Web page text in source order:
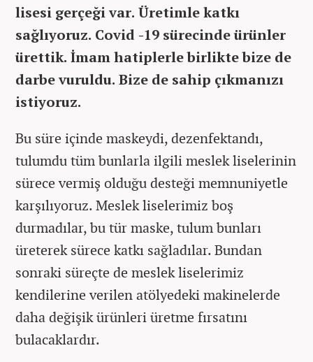
lisesi gerçeği var. Üretimle katkı
sağlıyoruz. Covid -19 sürecinde ürünler
ürettik. İmam hatiplerle birlikte bize de
darbe vuruldu. Bize de sahip çıkmanızı
istiyoruz.
Bu süre içinde maskeydi, dezenfektandı,
tulumdu tüm bunlarla ilgili meslek liselerinin
sürece vermiş olduğu desteği memnuniyetle
karşılıyoruz. Meslek liselerimiz boş
durmadılar, bu tür maske, tulum bunları
üreterek sürece katkı sağladılar. Bundan
sonraki süreçte de meslek liselerimiz
kendilerine verilen atölyedeki makinelerde
daha değişik ürünleri üretme fırsatını
bulacaklardır.